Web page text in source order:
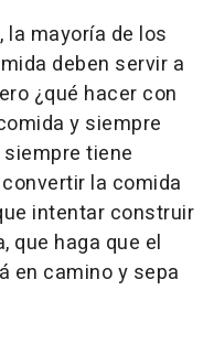
mayoría de los
deben servir a
¿qué hacer con
y siempre
tiene
la comida
intentar construir
que haga que el
en camino y sepa